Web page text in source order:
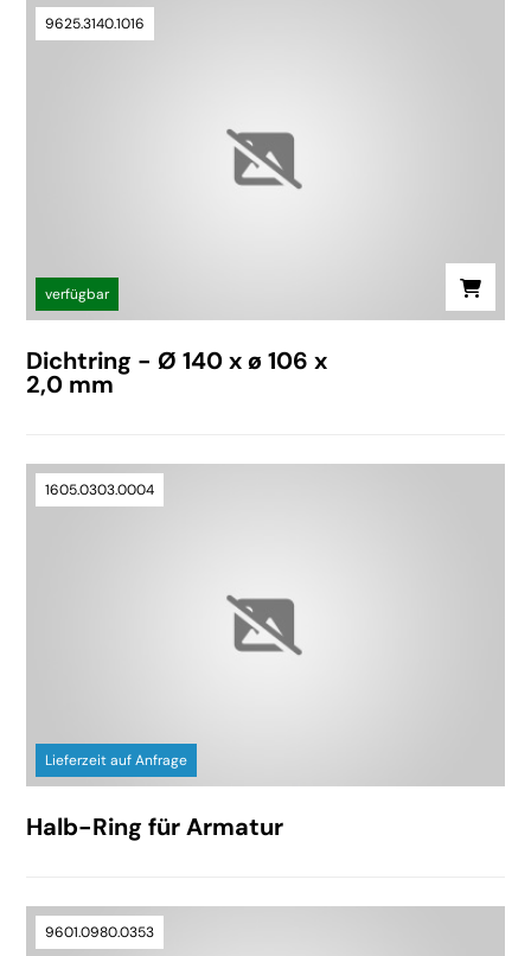
9625.3140.1016
verfügbar
Dichtring - Ø 140 x ø 106 x
2,0 mm
1605.0303.0004
Lieferzeit auf Anfrage
Halb-Ring für Armatur
9601.0980.0353